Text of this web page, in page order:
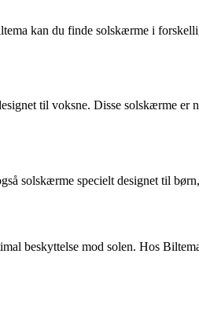
kan du finde solskærme i
til voksne. Disse solskærme er
solskærme specielt designet til
beskyttelse mod solen. Hos